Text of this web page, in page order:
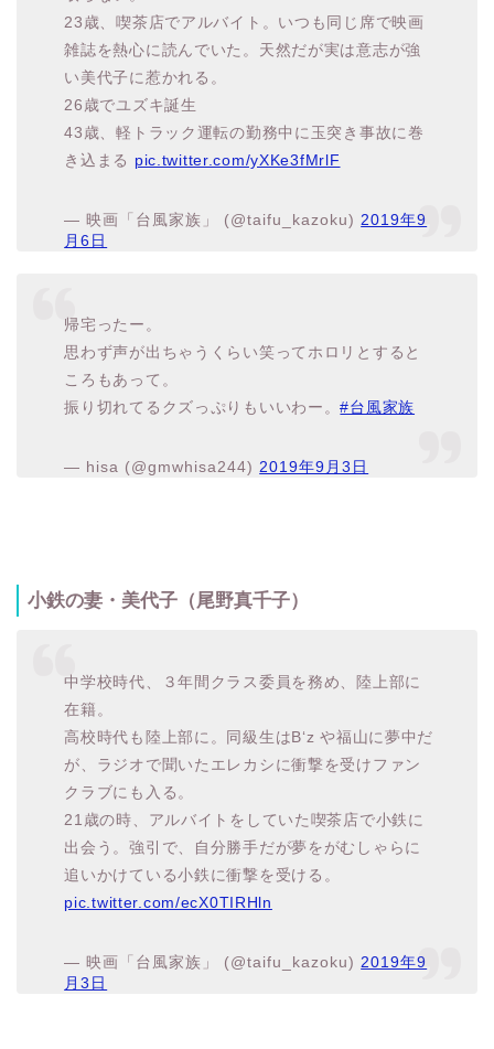
23歳、喫茶店でアルバイト。いつも同じ席で映画
雑誌を熱心に読んでいた。天然だが実は意志が強
い美代子に惹かれる。
26歳でユズキ誕生
43歳、軽トラック運転の勤務中に玉突き事故に巻
き込まる pic.twitter.com/yXKe3fMrlF
— 映画「台風家族」 (@taifu_kazoku) 2019年9
月6日
帰宅ったー。
思わず声が出ちゃうくらい笑ってホロリとすると
ころもあって。
振り切れてるクズっぷりもいいわー。#台風家族
— hisa (@gmwhisa244)2019年9月3日
小鉄の妻・美代子（尾野真千子）
中学校時代、３年間クラス委員を務め、陸上部に
在籍。
高校時代も陸上部に。同級生はB‘z や福山に夢中だ
が、ラジオで聞いたエレカシに衝撃を受けファン
クラブにも入る。
21歳の時、アルバイトをしていた喫茶店で小鉄に
出会う。強引で、自分勝手だが夢をがむしゃらに
追いかけている小鉄に衝撃を受ける。
pic.twitter.com/ecX0TIRHln
— 映画「台風家族」 (@taifu_kazoku) 2019年9
月3日